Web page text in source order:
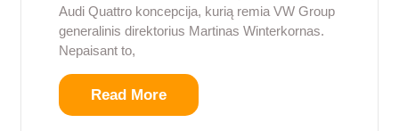
Audi Quattro koncepcija, kurią remia VW Group
generalinis direktorius Martinas Winterkornas.
Nepaisant to,
Read More